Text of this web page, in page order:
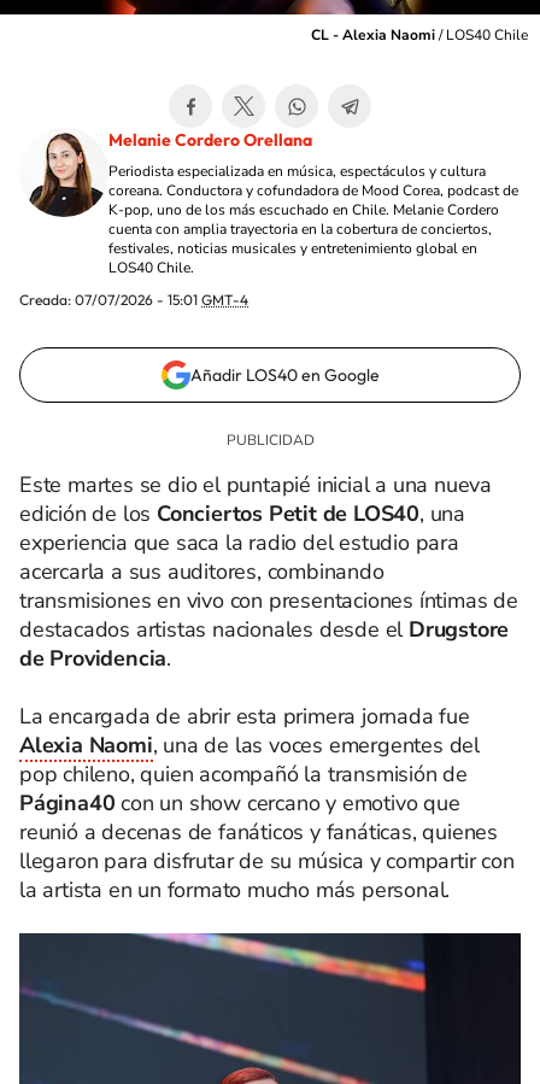
CL - Alexia Naomi/LOS40 Chile
Melanie Cordero Orellana
Periodista especializada en música, espectáculos y cultura
coreana. Conductora y cofundadora de Mood Corea, podcast de
K-pop, uno de los más escuchado en Chile. Melanie Cordero
cuenta con amplia trayectoria en la cobertura de conciertos,
festivales, noticias musicales y entretenimiento global en
LOS40 Chile.
Creada: 07/07/2026 - 15:01 GMT-4
Añadir LOS40 en Google
Este martes se dio el puntapié inicial a una nueva
edición de los Conciertos Petit de LOS40, una
experiencia que saca la radio del estudio para
acercarla a sus auditores, combinando
transmisiones en vivo con presentaciones íntimas de
destacados artistas nacionales desde el Drugstore
de Providencia.
La encargada de abrir esta primera jornada fue
Alexia Naomi, una de las voces emergentes del
pop chileno, quien acompañó la transmisión de
Página40 con un show cercano y emotivo que
reunió a decenas de fanáticos y fanáticas, quienes
llegaron para disfrutar de su música y compartir con
la artista en un formato mucho más personal.